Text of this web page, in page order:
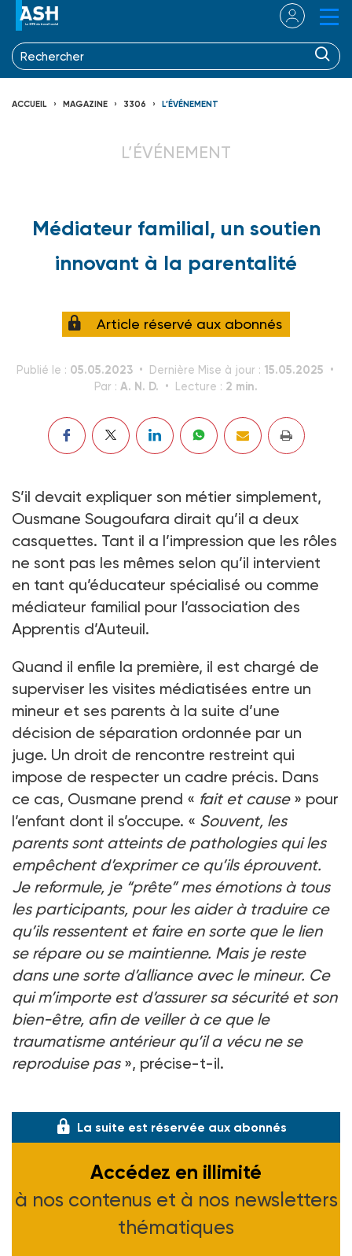
ACCUEIL MAGAZINE 3306 L’ÉVÉNEMENT
L’ÉVÉNEMENT
Médiateur familial, un soutien
innovant à la parentalité
Article réservé aux abonnés
Publié le : 05.05.2023 Dernière Mise à jour : 15.05.2025
Par : A. N. D. Lecture : 2 min.
S’il devait expliquer son métier simplement,
Ousmane Sougoufara dirait qu’il a deux
casquettes. Tant il a l’impression que les rôles
ne sont pas les mêmes selon qu’il intervient
en tant qu’éducateur spécialisé ou comme
médiateur familial pour l’association des
Apprentis d’Auteuil.
Quand il enfile la première, il est chargé de
superviser les visites médiatisées entre un
mineur et ses parents à la suite d’une
décision de séparation ordonnée par un
juge. Un droit de rencontre restreint qui
impose de respecter un cadre précis. Dans
ce cas, Ousmane prend « fait et cause» pour
l’enfant dont il s’occupe. « Souvent, les
parents sont atteints de pathologies qui les
empêchent d’exprimer ce qu’ils éprouvent.
Je reformule, je “prête” mes émotions à tous
les participants, pour les aider à traduire ce
qu’ils ressentent et faire en sorte que le lien
se répare ou se maintienne. Mais je reste
dans une sorte d’alliance avec le mineur. Ce
qui m’importe est d’assurer sa sécurité et son
bien-être, afin de veiller à ce que le
traumatisme antérieur qu’il a vécu ne se
reproduise pas», précise-t-il.
La suite est réservée aux abonnés
Accédez en illimité
à nos contenus et à nos newsletters
thématiques